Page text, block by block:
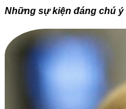
Những sự kiện đáng chú